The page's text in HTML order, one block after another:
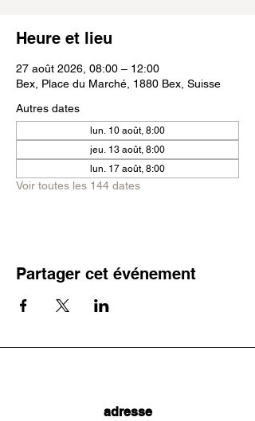
Heure et lieu
27 août 2026, 08:00 – 12:00
Bex, Place du Marché, 1880 Bex, Suisse
Autres dates
lun. 10 août, 8:00
jeu. 13 août, 8:00
lun. 17 août, 8:00
Voir toutes les 144 dates
Partager cet événement
adresse